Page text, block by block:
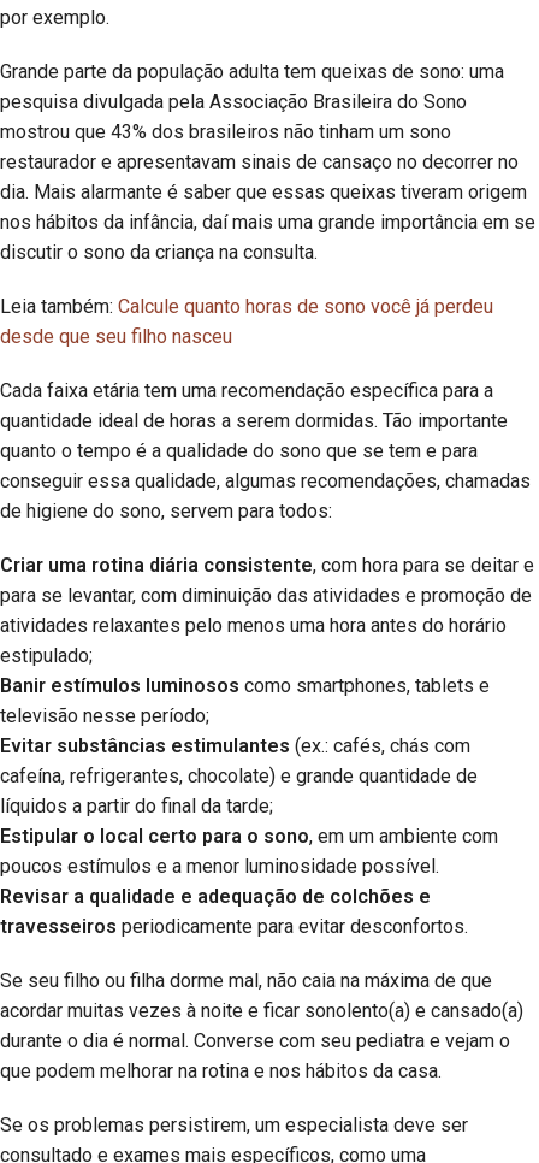
por exemplo.
Grande parte da população adulta tem queixas de sono: uma
pesquisa divulgada pela Associação Brasileira do Sono
mostrou que 43% dos brasileiros não tinham um sono
restaurador e apresentavam sinais de cansaço no decorrer no
dia. Mais alarmante é saber que essas queixas tiveram origem
nos hábitos da infância, daí mais uma grande importância em se
discutir o sono da criança na consulta.
Leia também: Calcule quanto horas de sono você já perdeu
desde que seu filho nasceu
Cada faixa etária tem uma recomendação específica para a
quantidade ideal de horas a serem dormidas. Tão importante
quanto o tempo é a qualidade do sono que se tem e para
conseguir essa qualidade, algumas recomendações, chamadas
de higiene do sono, servem para todos:
Criar uma rotina diária consistente, com hora para se deitar e
para se levantar, com diminuição das atividades e promoção de
atividades relaxantes pelo menos uma hora antes do horário
estipulado;
Banir estímulos luminosos como smartphones, tablets e
televisão nesse período;
Evitar substâncias estimulantes (ex.: cafés, chás com
cafeína, refrigerantes, chocolate) e grande quantidade de
líquidos a partir do final da tarde;
Estipular o local certo para o sono, em um ambiente com
poucos estímulos e a menor luminosidade possível.
Revisar a qualidade e adequação de colchões e
travesseiros periodicamente para evitar desconfortos.
Se seu filho ou filha dorme mal, não caia na máxima de que
acordar muitas vezes à noite e ficar sonolento(a) e cansado(a)
durante o dia é normal. Converse com seu pediatra e vejam o
que podem melhorar na rotina e nos hábitos da casa.
Se os problemas persistirem, um especialista deve ser
consultado e exames mais específicos, como uma